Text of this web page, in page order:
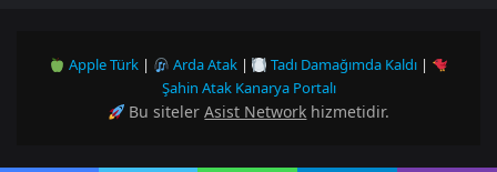
Apple Türk| Arda Atak| Tadı Damağımda Kaldı |
Şahin Atak Kanarya Portalı
Bu sitelerAsist Network hizmetidir.